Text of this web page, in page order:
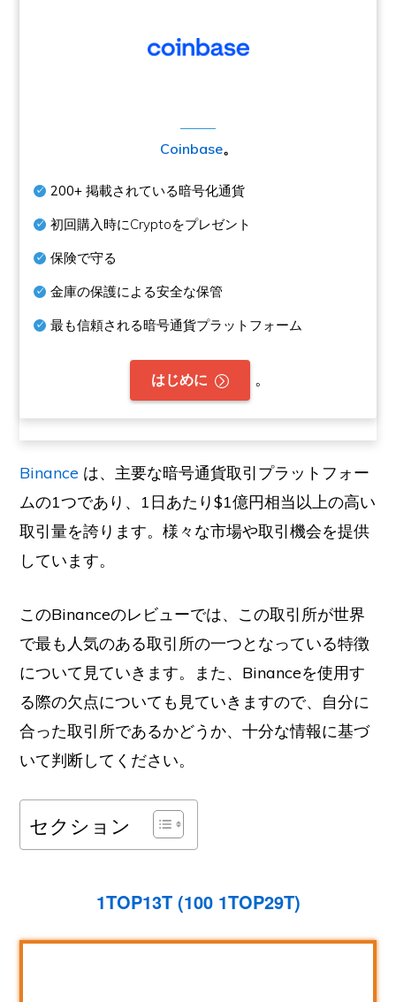
Coinbase。
200+ 掲載されている暗号化通貨
初回購入時にCryptoをプレゼント
保険で守る
金庫の保護による安全な保管
最も信頼される暗号通貨プラットフォーム
はじめに 。
Binance は、主要な暗号通貨取引プラットフォー
ムの1つであり、1日あたり$1億円相当以上の高い
取引量を誇ります。様々な市場や取引機会を提供
しています。
このBinanceのレビューでは、この取引所が世界
で最も人気のある取引所の一つとなっている特徴
について見ていきます。また、Binanceを使用す
る際の欠点についても見ていきますので、自分に
合った取引所であるかどうか、十分な情報に基づ
いて判断してください。
セクション
1TOP13T (100 1TOP29T)